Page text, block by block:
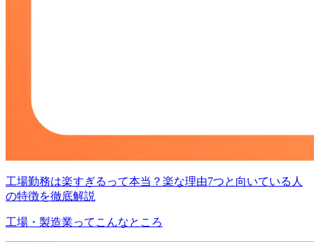
工場勤務は楽すぎるって本当？楽な理由7つと向いている人
の特徴を徹底解説
工場・製造業ってこんなところ